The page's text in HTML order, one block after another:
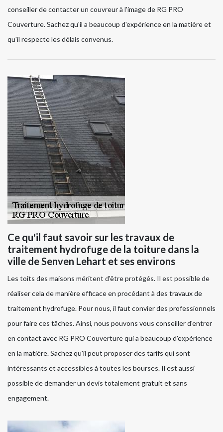
conseiller de contacter un couvreur à l'image de RG PRO
Couverture. Sachez qu'il a beaucoup d'expérience en la matière et
qu'il respecte les délais convenus.
Ce qu'il faut savoir sur les travaux de
traitement hydrofuge de la toiture dans la
ville de Senven Lehart et ses environs
Les toits des maisons méritent d'être protégés. Il est possible de
réaliser cela de manière efficace en procédant à des travaux de
traitement hydrofuge. Pour nous, il faut convier des professionnels
pour faire ces tâches. Ainsi, nous pouvons vous conseiller d'entrer
en contact avec RG PRO Couverture qui a beaucoup d'expérience
en la matière. Sachez qu'il peut proposer des tarifs qui sont
intéressants et accessibles à toutes les bourses. Il est aussi
possible de demander un devis totalement gratuit et sans
engagement.